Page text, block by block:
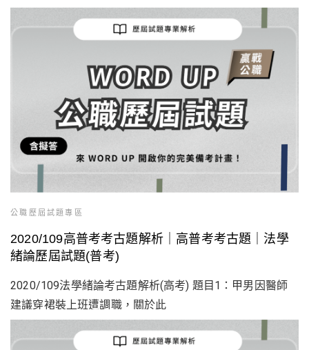
公職歷屆試題專區
2020/109高普考考古題解析｜高普考考古題｜法學
緒論歷屆試題(普考)
2020/109法學緒論考古題解析(高考) 題目1：甲男因醫師
建議穿裙裝上班遭調職，關於此